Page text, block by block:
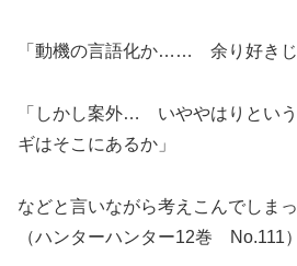
「動機の言語化か…… 余り好きじ
「しかし案外… いややはりとい
ギはそこにあるか」
などと言いながら考えこんでしま
（ハンターハンター12巻 No.111）